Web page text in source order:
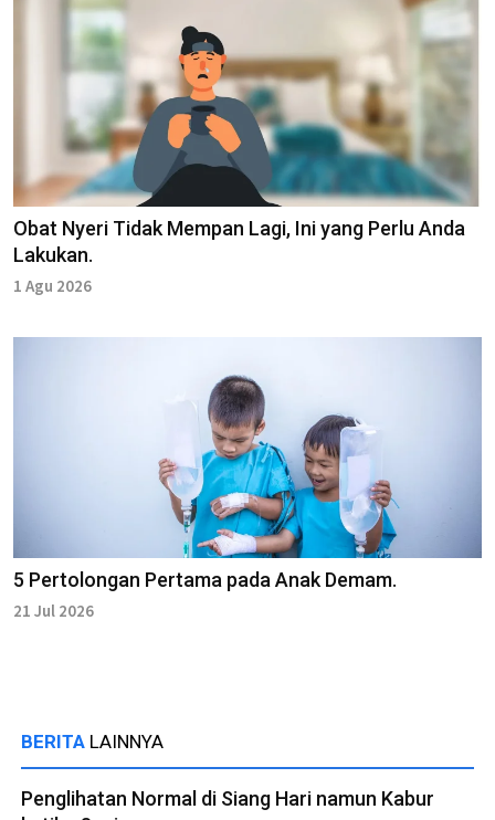
Obat Nyeri Tidak Mempan Lagi, Ini yang Perlu Anda
Lakukan.
1 Agu 2026
5 Pertolongan Pertama pada Anak Demam.
21 Jul 2026
BERITA LAINNYA
Penglihatan Normal di Siang Hari namun Kabur